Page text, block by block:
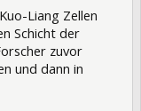
Liang Zellen
Schicht der
zuvor
und dann in